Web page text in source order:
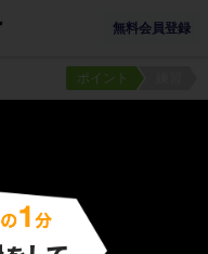
無料会員登録
ポイント